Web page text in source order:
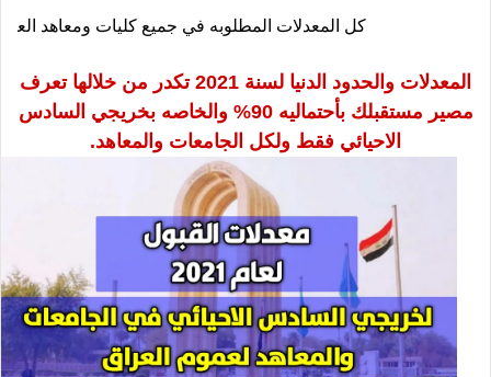
كل المعدلات المطلوبه في جميع كليات ومعاهد العراق
المعدلات والحدود الدنيا لسنة 2021 تكدر من خلالها تعرف
مصير مستقبلك بأحتماليه 90% والخاصه بخريجي السادس
الاحيائي فقط ولكل الجامعات والمعاهد.